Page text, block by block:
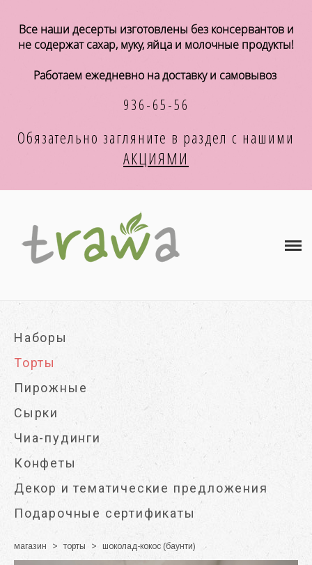
Все наши десерты изготовлены без консервантов и
не содержат сахар, муку, яйца и молочные продукты!
Работаем ежедневно на доставку и самовывоз
936-65-56
Обязательно загляните в раздел с нашими
АКЦИЯМИ
Магазин
Хранение и употребление
Оплата и доставка
Кафе и магазинам
Контакты
Наборы
Торты
Пирожные
Сырки
Чиа-пудинги
Конфеты
Декор и тематические предложения
Подарочные сертификаты
магазин > торты > шоколад-кокос (баунти)